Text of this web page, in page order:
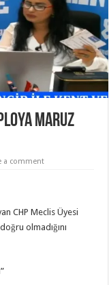
maruz
a comment
CHP Meclis Üyesi
olmadığını